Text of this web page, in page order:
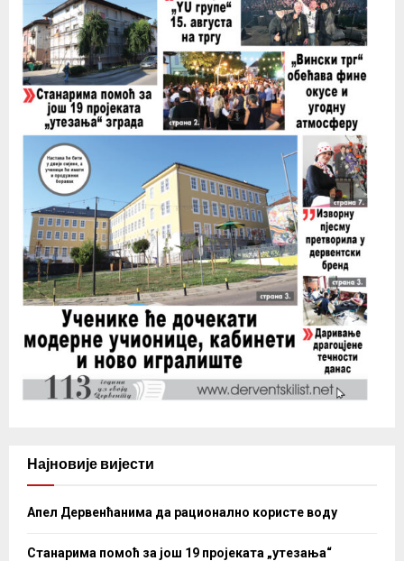
Најновије вијести
Апел Дервенћанима да рационално користе воду
Станарима помоћ за још 19 пројеката „утезања“